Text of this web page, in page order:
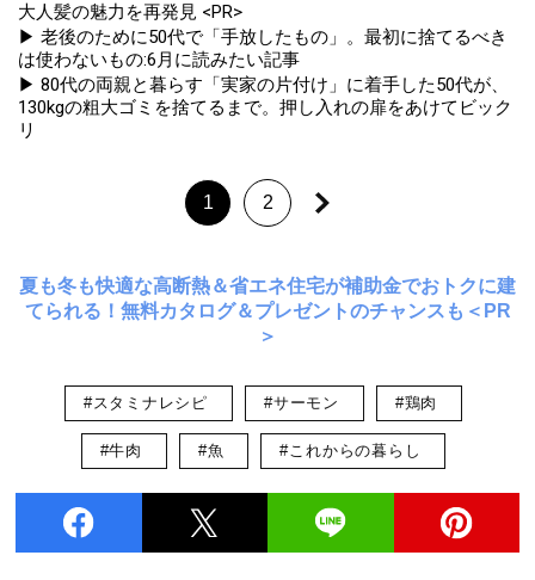
大人髪の魅力を再発見 <PR>
▶ 老後のために50代で「手放したもの」。最初に捨てるべき
は使わないもの:6月に読みたい記事
▶ 80代の両親と暮らす「実家の片付け」に着手した50代が、
130kgの粗大ゴミを捨てるまで。押し入れの扉をあけてビック
リ
1 2
夏も冬も快適な高断熱＆省エネ住宅が補助金でおトクに建
てられる！無料カタログ＆プレゼントのチャンスも＜PR
＞
#スタミナレシピ #サーモン #鶏肉
#牛肉 #魚 #これからの暮らし